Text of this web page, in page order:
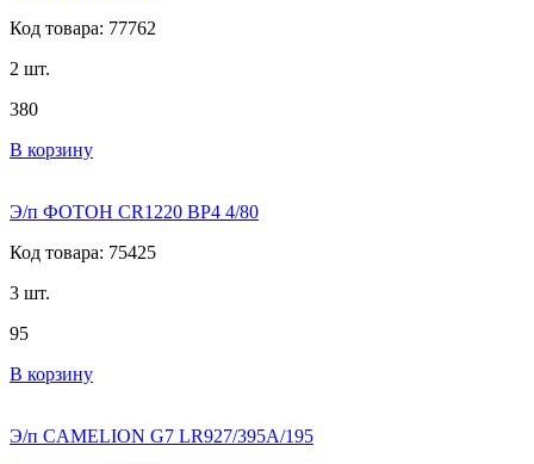
Код товара: 77762
2 шт.
380
В корзину
Э/п ФОТОН CR1220 BP4 4/80
Код товара: 75425
3 шт.
95
В корзину
Э/п CAMELION G7 LR927/395A/195